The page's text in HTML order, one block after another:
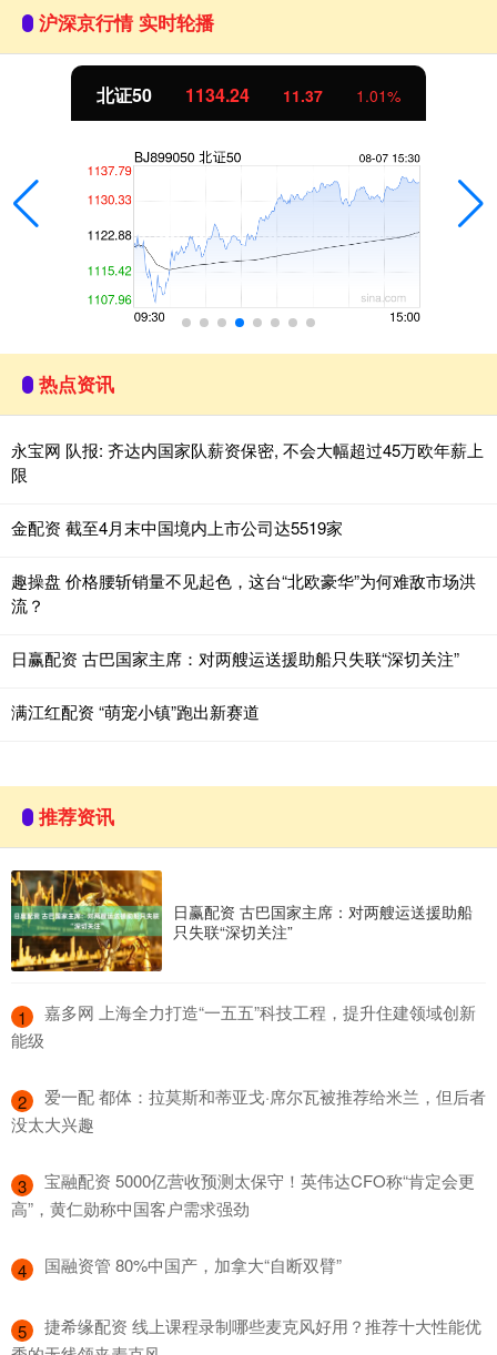
沪深京行情 实时轮播
北证50 1134.24 11.37 1.01%
热点资讯
永宝网 队报: 齐达内国家队薪资保密, 不会大幅超过45万欧年薪上
限
金配资 截至4月末中国境内上市公司达5519家
趣操盘 价格腰斩销量不见起色，这台“北欧豪华”为何难敌市场洪
流？
日赢配资 古巴国家主席：对两艘运送援助船只失联“深切关注”
满江红配资 “萌宠小镇”跑出新赛道
推荐资讯
日赢配资 古巴国家主席：对两艘运送援助船
只失联“深切关注”
1
​嘉多网 上海全力打造“一五五”科技工程，提升住建领域创新
能级
2
​爱一配 都体：拉莫斯和蒂亚戈·席尔瓦被推荐给米兰，但后者
没太大兴趣
3
​宝融配资 5000亿营收预测太保守！英伟达CFO称“肯定会更
高”，黄仁勋称中国客户需求强劲
4 ​国融资管 80%中国产，加拿大“自断双臂”
5
​捷希缘配资 线上课程录制哪些麦克风好用？推荐十大性能优